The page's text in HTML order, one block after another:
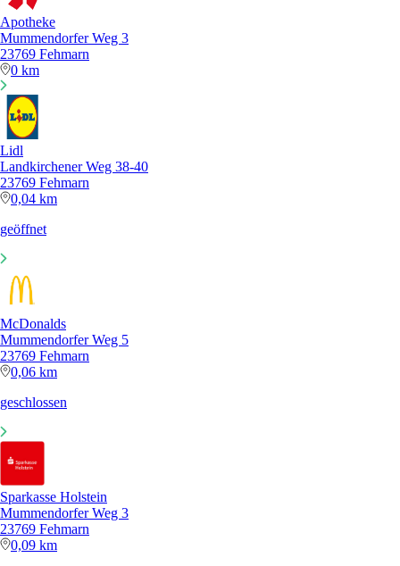
Apotheke
Mummendorfer Weg 3
23769 Fehmarn
0 km
Lidl
Landkirchener Weg 38-40
23769 Fehmarn
0,04 km
geöffnet
McDonalds
Mummendorfer Weg 5
23769 Fehmarn
0,06 km
geschlossen
Sparkasse Holstein
Mummendorfer Weg 3
23769 Fehmarn
0,09 km